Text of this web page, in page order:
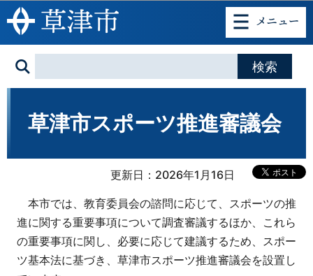
このページの本文へ移動
草津市スポーツ推進審議会
更新日：2026年1月16日
本市では、教育委員会の諮問に応じて、スポーツの推
進に関する重要事項について調査審議するほか、これら
の重要事項に関し、必要に応じて建議するため、スポー
ツ基本法に基づき、草津市スポーツ推進審議会を設置し